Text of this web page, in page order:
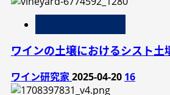
ワインの土壌におけるシスト土
ワイン研究家2025-04-20 16